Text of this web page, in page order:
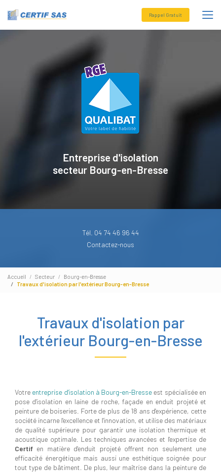
Rappel Gratuit
Entreprise d'isolation
secteurBourg-en-Bresse
Tél. 04 74 46 96 44
Contactez-nous
Accueil Secteur
Bourg-en-Bresse
Travaux d'isolation par l'extérieur Bourg-en-Bresse
Travaux d'isolation par
l'extérieur Bourg-en-Bresse
Votre entreprise d'isolation à Bourg-en-Bresse est spécialisée en
pose d'isolation en laine de roche, façade en enduit projeté et
peinture de boiseries. Forte de plus de 18 ans d'expérience, cette
société incarne l'excellence et l'innovation, et utilise des matériaux
de qualité supérieure pour garantir une isolation thermique et
acoustique optimale. Les techniques avancées et l'expertise de
Certif en matière d'enduit projeté offrent non seulement une
efficacité énergétique mais aussi une esthétique soignée pour
tout type de bâtiment. De plus, leur maîtrise dans la peinture de